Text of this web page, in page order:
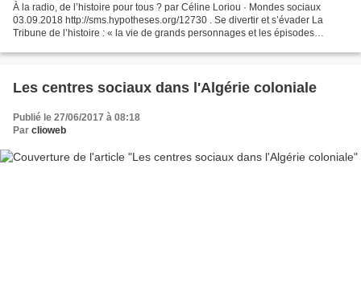
À la radio, de l’histoire pour tous ? par Céline Loriou · Mondes sociaux
03.09.2018 http://sms.hypotheses.org/12730 . Se divertir et s’évader La
Tribune de l’histoire : « la vie de grands personnages et les épisodes
Les centres sociaux dans l'Algérie coloniale
Publié le 27/06/2017 à 08:18
Par clioweb